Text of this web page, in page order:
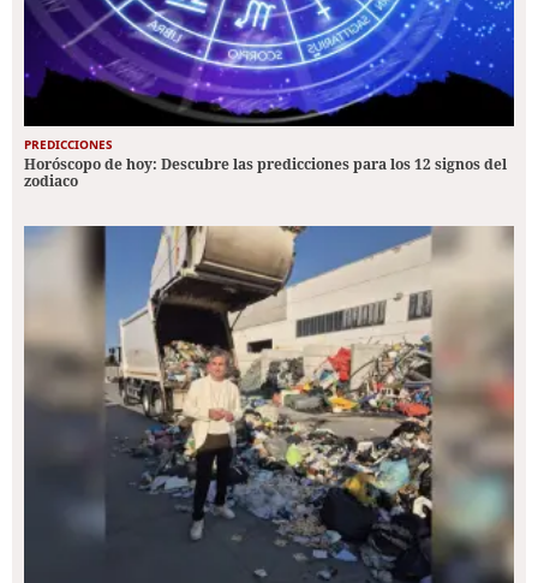
PREDICCIONES
Horóscopo de hoy: Descubre las predicciones para los 12 signos del
zodiaco